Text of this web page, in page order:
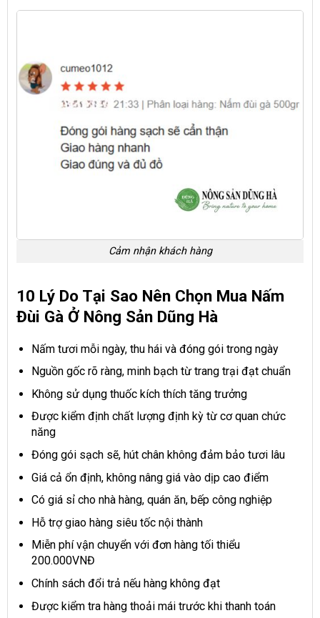
Cảm nhận khách hàng
10 Lý Do Tại Sao Nên Chọn Mua Nấm
Đùi Gà Ở Nông Sản Dũng Hà
Nấm tươi mỗi ngày, thu hái và đóng gói trong ngày
Nguồn gốc rõ ràng, minh bạch từ trang trại đạt chuẩn
Không sử dụng thuốc kích thích tăng trưởng
Được kiểm định chất lượng định kỳ từ cơ quan chức
năng
Đóng gói sạch sẽ, hút chân không đảm bảo tươi lâu
Giá cả ổn định, không nâng giá vào dịp cao điểm
Có giá sỉ cho nhà hàng, quán ăn, bếp công nghiệp
Hỗ trợ giao hàng siêu tốc nội thành
Miễn phí vận chuyển với đơn hàng tối thiểu
200.000VNĐ
Chính sách đổi trả nếu hàng không đạt
Được kiểm tra hàng thoải mái trước khi thanh toán